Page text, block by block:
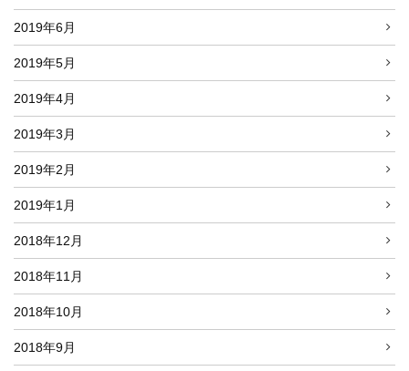
2019年6月
2019年5月
2019年4月
2019年3月
2019年2月
2019年1月
2018年12月
2018年11月
2018年10月
2018年9月